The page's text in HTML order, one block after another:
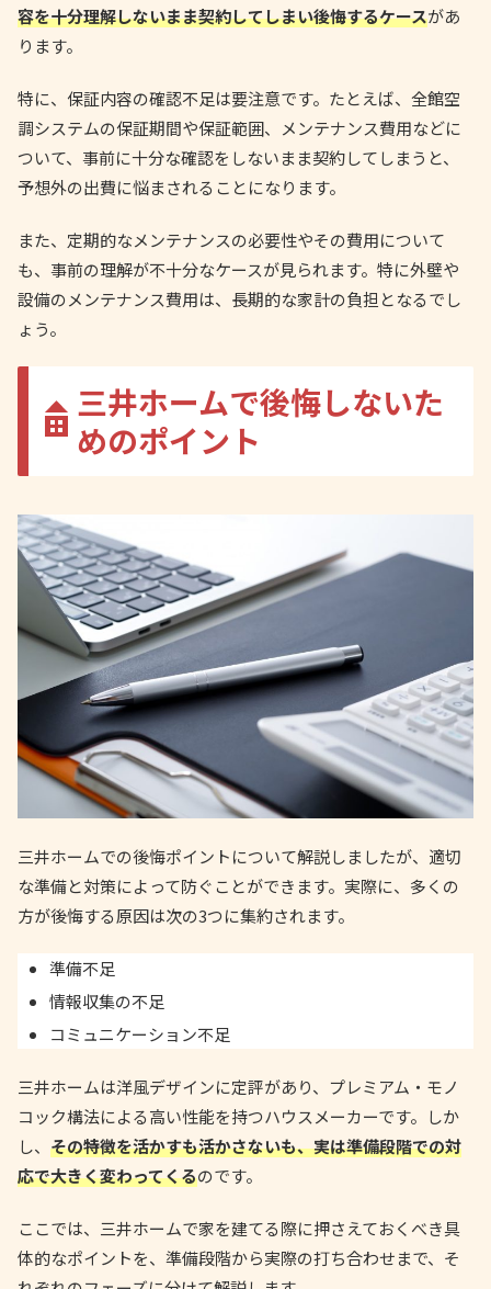
容を十分理解しないまま契約してしまい後悔するケースがあ
ります。
特に、保証内容の確認不足は要注意です。たとえば、全館空
調システムの保証期間や保証範囲、メンテナンス費用などに
ついて、事前に十分な確認をしないまま契約してしまうと、
予想外の出費に悩まされることになります。
また、定期的なメンテナンスの必要性やその費用について
も、事前の理解が不十分なケースが見られます。特に外壁や
設備のメンテナンス費用は、長期的な家計の負担となるでし
ょう。
三井ホームで後悔しないた
めのポイント
三井ホームでの後悔ポイントについて解説しましたが、適切
な準備と対策によって防ぐことができます。実際に、多くの
方が後悔する原因は次の3つに集約されます。
準備不足
情報収集の不足
コミュニケーション不足
三井ホームは洋風デザインに定評があり、プレミアム・モノ
コック構法による高い性能を持つハウスメーカーです。しか
し、 その特徴を活かすも活かさないも、実は準備段階での対
応で大きく変わってくるのです。
ここでは、三井ホームで家を建てる際に押さえておくべき具
体的なポイントを、準備段階から実際の打ち合わせまで、そ